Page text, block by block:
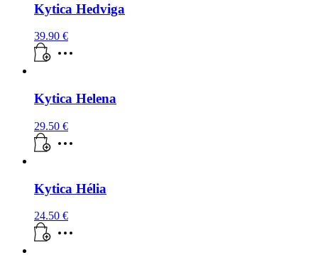
Kytica Hedviga
39.90 €
Kytica Helena
29.50 €
Kytica Hélia
24.50 €